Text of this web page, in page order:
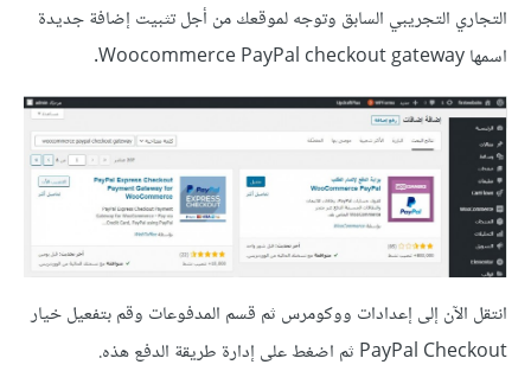
التجاري التجريبي السابق وتوجه لموقعك من أجل تثبيت إضافة جديدة
اسمها Woocommerce PayPal checkout gateway.
انتقل الآن إلى إعدادات ووكومرس ثم قسم المدفوعات وقم بتفعيل خيار
PayPal Checkout ثم اضغط على إدارة طريقة الدفع هذه.